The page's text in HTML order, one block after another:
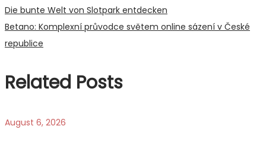
Post
navigation
Previous
post:
Die bunte Welt von Slotpark entdecken
Next
post:
Betano: Komplexní průvodce světem online sázení v České
republice
Related Posts
August 6, 2026